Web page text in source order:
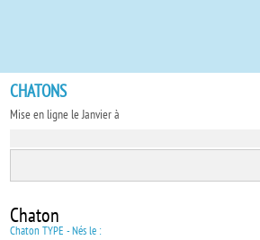
CHATONS
Mise en ligne le Janvier à
Chaton
Chaton TYPE - Nés le :